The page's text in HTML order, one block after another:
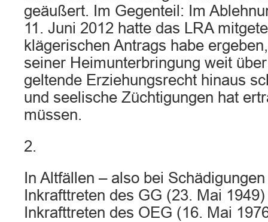
geäußert. Im Gegenteil: Im
11. Juni 2012 hatte das LRA
klägerischen Antrags habe
seiner Heimunterbringung weit
geltende Erziehungsrecht hinaus
und seelische Züchtigungen hat
müssen.
2.
In Altfällen – also bei
Inkrafttreten des GG (23. Mai
Inkrafttreten des OEG (16. Mai